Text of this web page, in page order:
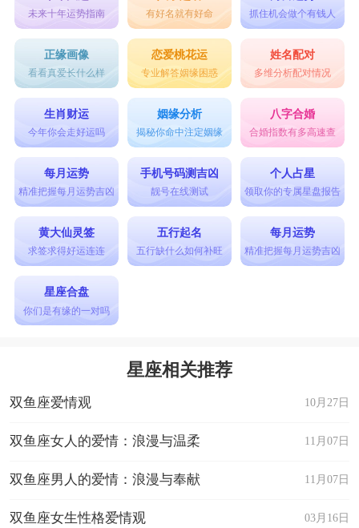
未来十年运势指南 有好名就有好命 抓住机会做个有钱人
正缘画像
看看真爱长什么样
恋爱桃花运
专业解答姻缘困惑
姓名配对
多维分析配对情况
生肖财运
今年你会走好运吗
姻缘分析
揭秘你命中注定姻缘
八字合婚
合婚指数有多高速查
每月运势
精准把握每月运势吉凶
手机号码测吉凶
靓号在线测试
个人占星
领取你的专属星盘报告
黄大仙灵签
求签求得好运连连
五行起名
五行缺什么如何补旺
每月运势
精准把握每月运势吉凶
星座合盘
你们是有缘的一对吗
星座相关推荐
10月27日
双鱼座爱情观
11月07日
双鱼座女人的爱情：浪漫与温柔
11月07日
双鱼座男人的爱情：浪漫与奉献
03月16日
双鱼座女生性格爱情观